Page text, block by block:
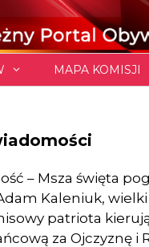
MAPA KOMISJI
– Msza święta
Kaleniuk, wielki
patriota
za Ojczyznę i